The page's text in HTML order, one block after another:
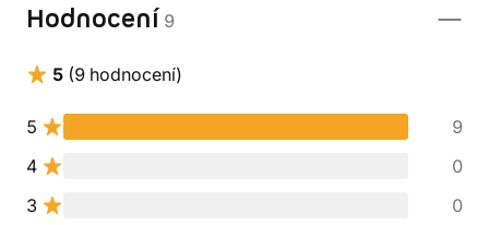
Hodnocení 9
5 (9 hodnocení)
5
9
4
0
3
0